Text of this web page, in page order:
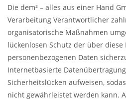
Die dem² – alles aus einer Hand
Verarbeitung Verantwortlicher
organisatorische Maßnahmen
lückenlosen Schutz der über
personenbezogenen Daten
Internetbasierte
Sicherheitslücken aufweisen,
nicht gewährleistet werden kann.